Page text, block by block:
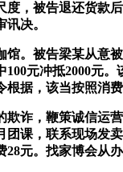
，被告退还货款
决。
被告梁某从意被
元冲抵2000元
据，该当按照消
，鞭策诚信运营
团课，联系现场
元。找家博会从